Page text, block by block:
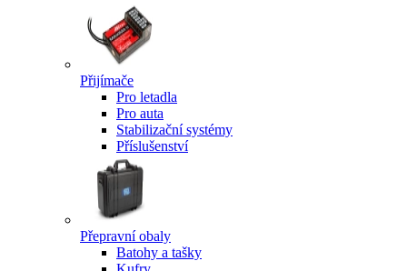
Přijímače
Pro letadla
Pro auta
Stabilizační systémy
Příslušenství
Přepravní obaly
Batohy a tašky